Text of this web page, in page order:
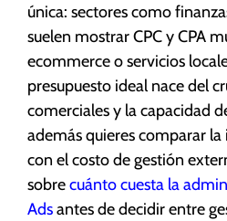
única: sectores como
suelen mostrar CPC y CPA
ecommerce o servicios
presupuesto ideal nace del
comerciales y la capacidad
además quieres comparar
con el costo de gestión
sobrecuánto cuesta la
Adsantes de decidir entre